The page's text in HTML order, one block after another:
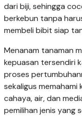
dari biji, sehingga
berkebun tanpa
membeli bibit siap
Menanam tanaman
kepuasan tersendiri
proses
sekaligus
cahaya, air, dan
pemilihan jenis yang